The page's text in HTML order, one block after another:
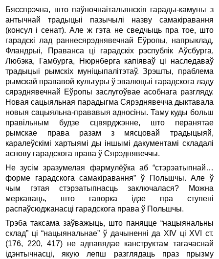
Бясспрэчна, што паўночнаітальянскія гарады-камуны з
антычнай традыцыі пазычылі назву самакіравання
(консул і сенат). Але ж гэта не сведчыць пра тое, што
гарадскі лад раннесярэднявечнай Еўропы, напрыклад,
Фландрыі, Праванса ці гарадскіх рэспублік Аўсбурга,
Любэка, Гамбурга, Нюрнберга капіяваў ці наследаваў
традыцыі рымскіх муніцыпалітэтаў. Зрэшты, праблема
рымскай прававой культуры ў эвалюцыі гарадскога ладу
сярэднявечнай Еўропы заслугоўвае асобнага разгляду.
Новая сацыяльная парадыгма Сярэднявечча дыктавала
новыя сацыяльна-прававыя адносіны. Таму куды больш
правільным будзе сцвярджэнне, што перанятае
рымскае права разам з мясцовай традыцыяй,
каралеўскімі хартыямі ды іншымі дакументамі складалі
аснову гарадскога права ў Сярэднявеччы.
Не зусім зразумелая фармулёўка аб “стэрэатыпнай…
форме гарадскога самакіравання” ў Польшчы. Але ў
чым гэтая стэрэатыпнасць заключалася? Можна
меркаваць, што гаворка ідзе пра ступені
распаўсюджанасці гарадскога права ў Польшчы.
Трэба таксама заўважыць, што паняцце “нацыянальны
склад” ці “нацыянальнае” ў дачыненні да XIV ці XVI ст.
(176, 220, 417) не адпавядае канструктам тагачаснай
ідэнтычнасці, якую лепш разглядаць праз прызму